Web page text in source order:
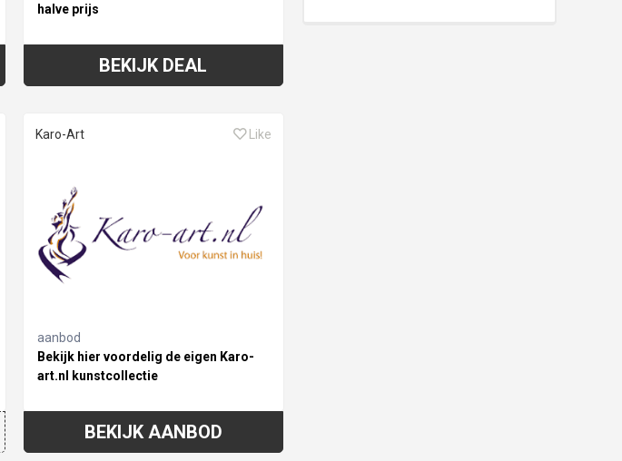
halve prijs
BEKIJK DEAL
Karo-Art Like
aanbod
Bekijk hier voordelig de eigen Karo-
art.nl kunstcollectie
BEKIJK AANBOD